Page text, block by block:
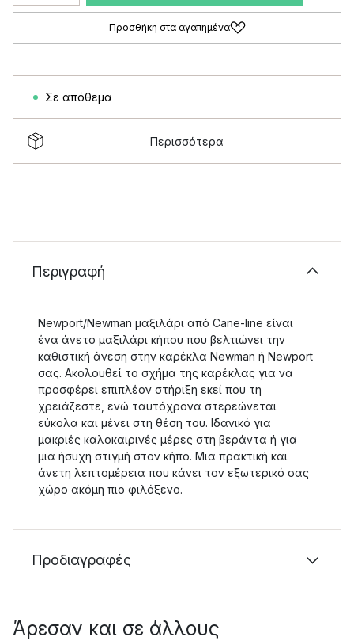
Προσθήκη στα αγαπημένα
Σε απόθεμα
Περισσότερα
Περιγραφή
Newport/Newman μαξιλάρι από Cane-line είναι
ένα άνετο μαξιλάρι κήπου που βελτιώνει την
καθιστική άνεση στην καρέκλα Newman ή Newport
σας. Ακολουθεί το σχήμα της καρέκλας για να
προσφέρει επιπλέον στήριξη εκεί που τη
χρειάζεστε, ενώ ταυτόχρονα στερεώνεται
εύκολα και μένει στη θέση του. Ιδανικό για
μακριές καλοκαιρινές μέρες στη βεράντα ή για
μια ήσυχη στιγμή στον κήπο. Μια πρακτική και
άνετη λεπτομέρεια που κάνει τον εξωτερικό σας
χώρο ακόμη πιο φιλόξενο.
Προδιαγραφές
Άρεσαν και σε άλλους